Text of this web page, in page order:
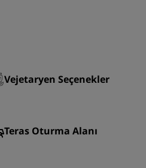
Vejetaryen Seçenekler
Teras Oturma Alanı